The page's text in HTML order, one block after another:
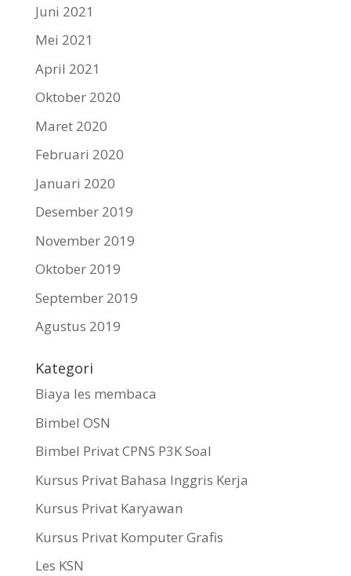
Juni 2021
Mei 2021
April 2021
Oktober 2020
Maret 2020
Februari 2020
Januari 2020
Desember 2019
November 2019
Oktober 2019
September 2019
Agustus 2019
Kategori
Biaya les membaca
Bimbel OSN
Bimbel Privat CPNS P3K Soal
Kursus Privat Bahasa Inggris Kerja
Kursus Privat Karyawan
Kursus Privat Komputer Grafis
Les KSN